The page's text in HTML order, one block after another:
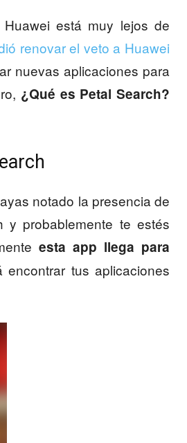
está muy lejos de
renovar el veto a Huawei
nuevas aplicaciones para
¿Qué es Petal Search?
notado la presencia de
y probablemente te estés
esta app llega para
tus aplicaciones